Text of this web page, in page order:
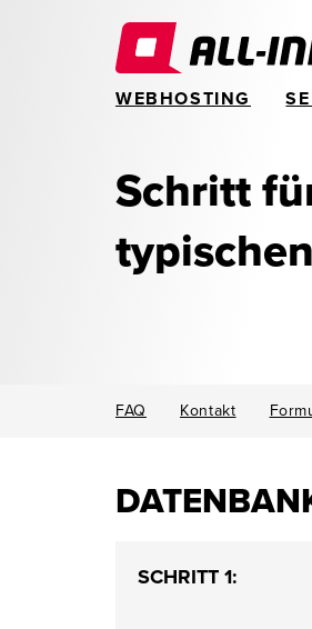
WEBHOSTING
Schritt
FAQ Kontakt
SCHRITT 1: